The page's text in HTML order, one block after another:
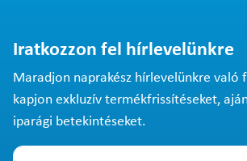
Iratkozzon fel hírlevelünkre
Maradjon naprakész hírlevelünkre való
kapjon exkluzív termékfrissítéseket,
iparági betekintéseket.